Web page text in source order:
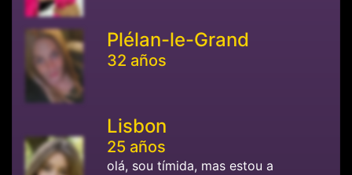
Plélan-le-Grand
32 años
Lisbon
25 años
olá, sou tímida, mas estou a